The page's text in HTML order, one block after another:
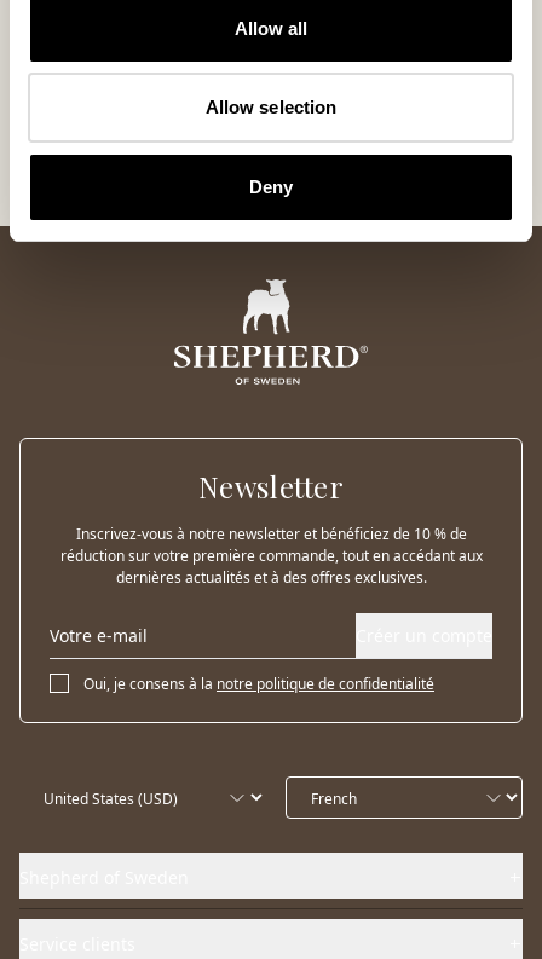
Allow all
Allow selection
Deny
Chapeau en peau de mouton chaud et élégant
Un
Newsletter
Inscrivez-vous à notre newsletter et bénéficiez de 10 % de
réduction sur votre première commande, tout en accédant aux
dernières actualités et à des offres exclusives.
Oui, je consens à la notre politique de confidentialité